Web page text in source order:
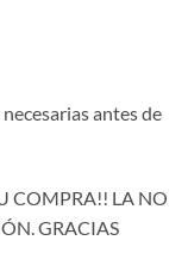
antes de
COMPRA!! LA NO
GRACIAS